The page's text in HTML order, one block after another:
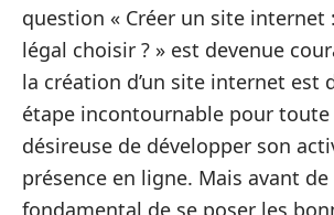
question « Créer un site internet
légal choisir ? » est devenue
la création d’un site internet est
étape incontournable pour
désireuse de développer son
présence en ligne. Mais avant de
fondamental de se poser les